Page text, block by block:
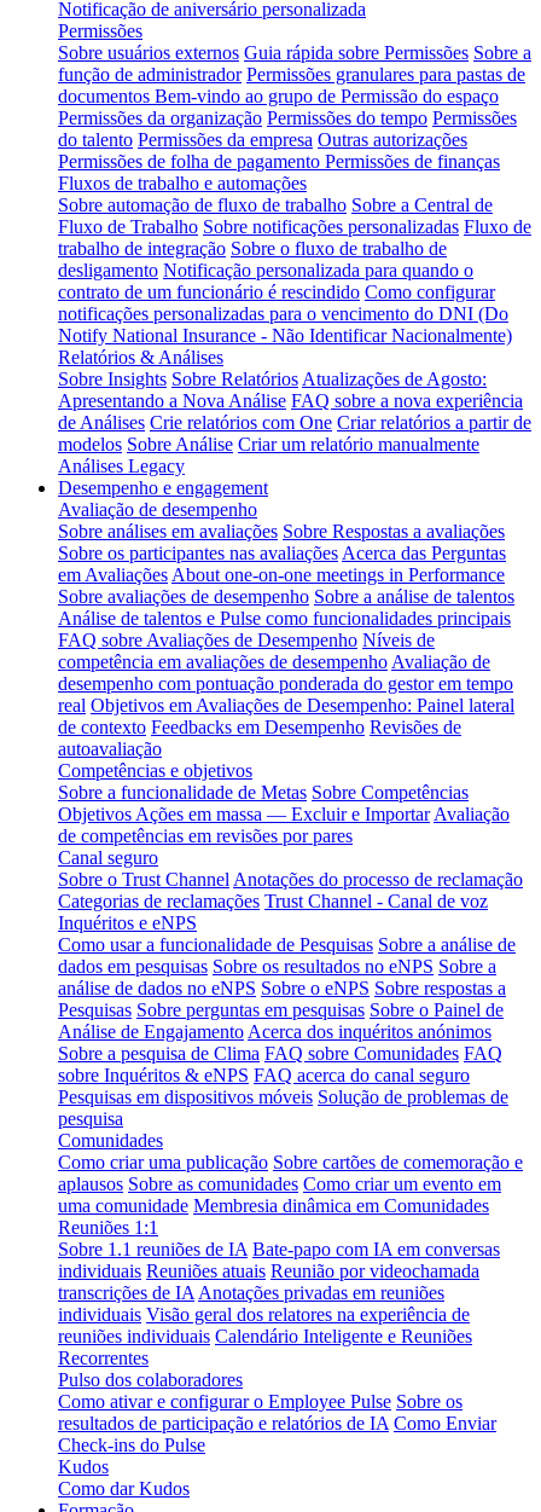
Notificação de aniversário personalizada
Permissões
Sobre usuários externos Guia rápida sobre Permissões Sobre a
função de administrador Permissões granulares para pastas de
documentos Bem-vindo ao grupo de Permissão do espaço
Permissões da organização Permissões do tempo Permissões
do talento Permissões da empresa Outras autorizações
Permissões de folha de pagamento Permissões de finanças
Fluxos de trabalho e automações
Sobre automação de fluxo de trabalho Sobre a Central de
Fluxo de Trabalho Sobre notificações personalizadas Fluxo de
trabalho de integração Sobre o fluxo de trabalho de
desligamento Notificação personalizada para quando o
contrato de um funcionário é rescindido Como configurar
notificações personalizadas para o vencimento do DNI (Do
Notify National Insurance - Não Identificar Nacionalmente)
Relatórios & Análises
Sobre Insights Sobre Relatórios Atualizações de Agosto:
Apresentando a Nova Análise FAQ sobre a nova experiência
de Análises Crie relatórios com One Criar relatórios a partir de
modelos Sobre Análise Criar um relatório manualmente
Análises Legacy
Desempenho e engagement
Avaliação de desempenho
Sobre análises em avaliações Sobre Respostas a avaliações
Sobre os participantes nas avaliações Acerca das Perguntas
em Avaliações About one-on-one meetings in Performance
Sobre avaliações de desempenho Sobre a análise de talentos
Análise de talentos e Pulse como funcionalidades principais
FAQ sobre Avaliações de Desempenho Níveis de
competência em avaliações de desempenho Avaliação de
desempenho com pontuação ponderada do gestor em tempo
real Objetivos em Avaliações de Desempenho: Painel lateral
de contexto Feedbacks em Desempenho Revisões de
autoavaliação
Competências e objetivos
Sobre a funcionalidade de Metas Sobre Competências
Objetivos Ações em massa — Excluir e Importar Avaliação
de competências em revisões por pares
Canal seguro
Sobre o Trust Channel Anotações do processo de reclamação
Categorias de reclamações Trust Channel - Canal de voz
Inquéritos e eNPS
Como usar a funcionalidade de Pesquisas Sobre a análise de
dados em pesquisas Sobre os resultados no eNPS Sobre a
análise de dados no eNPS Sobre o eNPS Sobre respostas a
Pesquisas Sobre perguntas em pesquisas Sobre o Painel de
Análise de Engajamento Acerca dos inquéritos anónimos
Sobre a pesquisa de Clima FAQ sobre Comunidades FAQ
sobre Inquéritos & eNPS FAQ acerca do canal seguro
Pesquisas em dispositivos móveis Solução de problemas de
pesquisa
Comunidades
Como criar uma publicação Sobre cartões de comemoração e
aplausos Sobre as comunidades Como criar um evento em
uma comunidade Membresia dinâmica em Comunidades
Reuniões 1:1
Sobre 1.1 reuniões de IA Bate-papo com IA em conversas
individuais Reuniões atuais Reunião por videochamada
transcrições de IA Anotações privadas em reuniões
individuais Visão geral dos relatores na experiência de
reuniões individuais Calendário Inteligente e Reuniões
Recorrentes
Pulso dos colaboradores
Como ativar e configurar o Employee Pulse Sobre os
resultados de participação e relatórios de IA Como Enviar
Check-ins do Pulse
Kudos
Como dar Kudos